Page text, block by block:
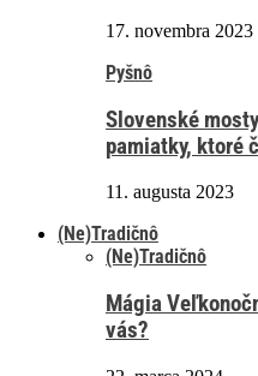
17. novembra 2023
Pyšnô
Slovenské
pamiatky, ktoré
11. augusta 2023
(Ne)Tradičnô
(Ne)Tradičnô
Mágia
vás?